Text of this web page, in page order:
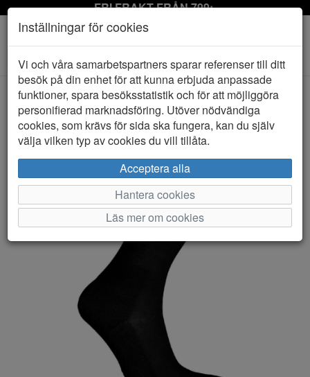
FRI FRAKT FRÅN 799:-
Toggle
navigation
HEM THE DOCTOR RECOMMENDS
Inställningar för cookies
Vi och våra samarbetspartners sparar referenser till ditt
besök på din enhet för att kunna erbjuda anpassade
funktioner, spara besöksstatistik och för att möjliggöra
personifierad marknadsföring. Utöver nödvändiga
cookies, som krävs för sida ska fungera, kan du själv
välja vilken typ av cookies du vill tillåta.
Acceptera alla
Hantera cookies
Läs mer om cookies